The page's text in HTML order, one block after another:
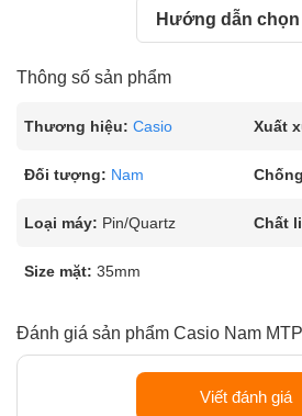
Hướng dẫn chọn
Thông số sản phẩm
Thương hiệu: Casio Xuất
Đối tượng: Nam
Loại máy: Pin/Quartz Chất
Size mặt: 35mm
Đánh giá sản phẩm Casio Nam
Viết đánh giá